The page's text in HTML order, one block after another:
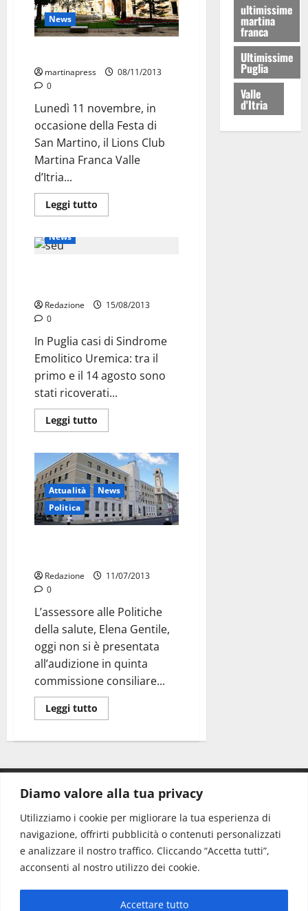
Diamo valore alla tua privacy
Utilizziamo i cookie per migliorare la tua esperienza di
navigazione, offrirti pubblicità o contenuti personalizzati
e analizzare il nostro traffico. Cliccando “Accetta tutti”,
acconsenti al nostro utilizzo dei cookie.
Accettare tutto
News
martinapress
08/11/2013
0
Lunedì 11 novembre, in
occasione della Festa di
San Martino, il Lions Club
Martina Franca Valle
d’Itria...
Leggi tutto
Attualità
Cronaca
News
Redazione
15/08/2013
0
In Puglia casi di Sindrome
Emolitico Uremica: tra il
primo e il 14 agosto sono
stati ricoverati...
Leggi tutto
Attualità
News
Politica
Redazione
11/07/2013
0
L’assessore alle Politiche
della salute, Elena Gentile,
oggi non si è presentata
all’audizione in quinta
commissione consiliare...
Leggi tutto
ultimissime
martina
franca
Ultimissime
Puglia
Valle
d'Itria
CONTATTI.
Redazione: redazione@www.martinasera.it
Direttore:direttore@www.martinasera.it
Info & Commerciale:info@www.martinasera.it